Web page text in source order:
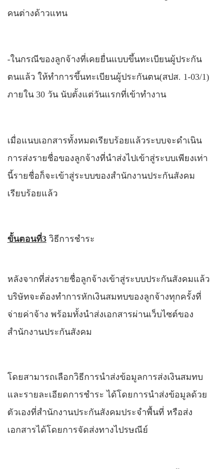
คนต่างด้าวแทน
-ในกรณีของลูกจ้างที่เคยยื่นแบบขึ้นทะเบียนผู้ประกัน
ตนแล้ว ให้ทำการขึ้นทะเบียนผู้ประกันตน(สปส. 1-03/1)
ภายใน 30 วัน นับตั้งแต่วันแรกที่เข้าทำงาน
เมื่อแนบเอกสารทั้งหมดเรียบร้อยแล้วระบบจะดำเนิน
การส่งรายชื่อของลูกจ้างที่นำส่งไปเข้าสู่ระบบเพียงเท่า
นี้รายชื่อก็จะเข้าสู่ระบบของสำนักงานประกันสังคม
เรียบร้อยแล้ว
ขั้นตอนที่3 วิธีการชำระ
หลังจากที่ส่งรายชื่อลูกจ้างเข้าสู่ระบบประกันสังคมแล้ว
บริษัทจะต้องทำการหักเงินสมทบของลูกจ้างทุกครั้งที่
จ่ายค่าจ้าง พร้อมทั้งนำส่งเอกสารผ่านเว็บไซต์ของ
สำนักงานประกันสังคม
โดยสามารถเลือกวิธีการนำส่งข้อมูลการส่งเงินสมทบ
และรายละเอียดการชำระ ได้โดยการนำส่งข้อมูลด้วย
ตัวเองที่สำนักงานประกันสังคมประจำพื้นที่ หรือส่ง
เอกสารได้โดยการจัดส่งทางไปรษณีย์